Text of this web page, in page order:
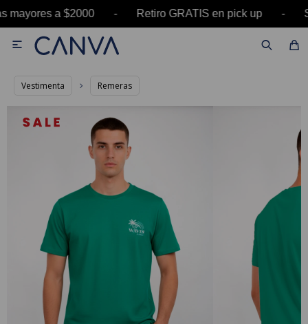
mayores a $2000 - Retiro GRATIS en pick up -

Vestimenta Remeras